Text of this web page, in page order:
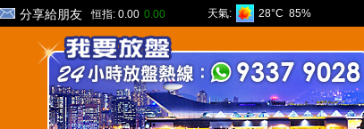
分享給朋友 恒指: 0.00 0.00 天氣: 28°C 85%